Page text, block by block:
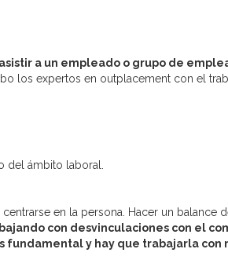
asistir a un empleado o grupo de
los expertos en outplacement con el
ámbito laboral.
en la persona. Hacer un balance
con desvinculaciones con el
y hay que trabajarla